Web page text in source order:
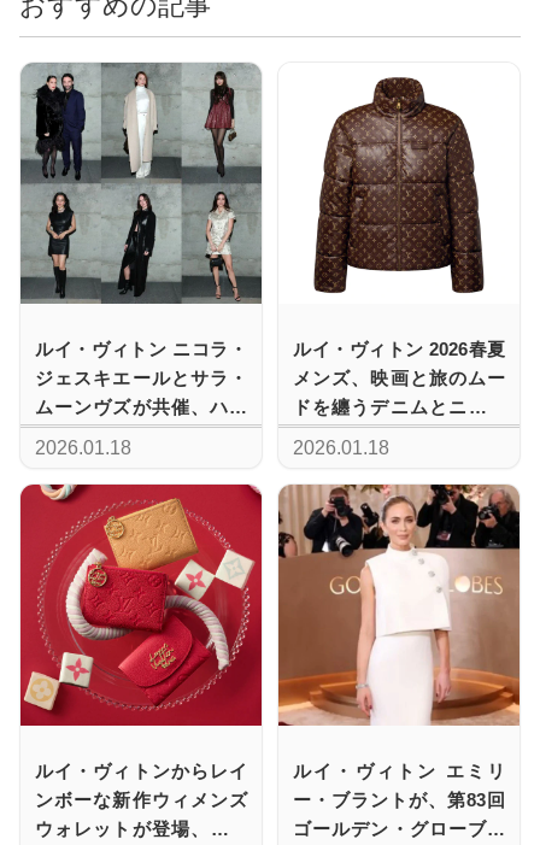
ルイ・ヴィトン ニコラ・
ジェスキエールとサラ・
ムーンヴズが共催、ハリ
ウッドのアワードシーズ
2026.01.18
ルイ・ヴィトン 2026春夏
メンズ、映画と旅のムー
ドを纏うデニムとニット
の新作ワードローブ
2026.01.18
ルイ・ヴィトンからレイ
ンボーな新作ウィメンズ
ウォレットが登場、モノ
ルイ・ヴィトン エミリ
ー・ブラントが、第83回
ゴールデン・グローブ賞